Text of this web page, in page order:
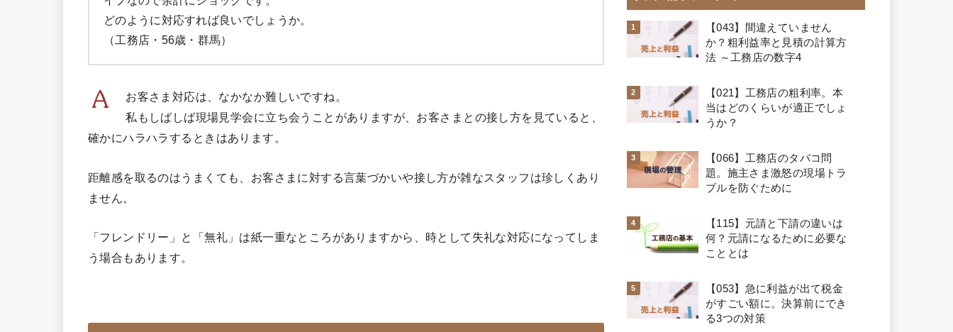
どのように対応すれば良いでしょうか。
（工務店・56歳・群馬）
お客さま対応は、なかなか難しいですね。
私もしばしば現場見学会に立ち会うことがありますが、お客さまとの接し方を見ていると、
確かにハラハラするときはあります。
距離感を取るのはうまくても、お客さまに対する言葉づかいや接し方が雑なスタッフは珍しくあり
ません。
「フレンドリー」と「無礼」は紙一重なところがありますから、時として失礼な対応になってしま
う場合もあります。
【043】間違えていません
か？粗利益率と見積の計算方
法 ～工務店の数字4
【021】工務店の粗利率。本
当はどのくらいが適正でしょ
うか？
【066】工務店のタバコ問
題。施主さま激怒の現場トラ
ブルを防ぐために
【115】元請と下請の違いは
何？元請になるために必要な
こととは
【053】急に利益が出て税金
がすごい額に。決算前にでき
る3つの対策